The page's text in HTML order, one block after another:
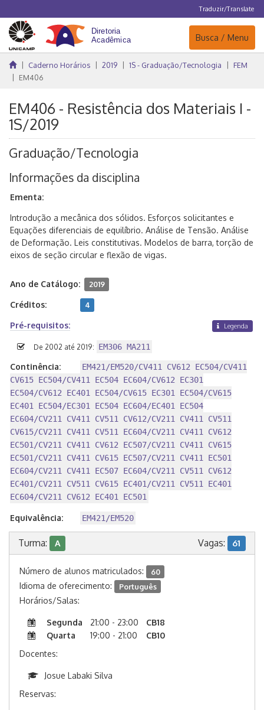
Traduzir/Translate
Navegação
Busca / Menu
Caderno Horários 2019 1S - Graduação/Tecnologia
FEM
EM406
EM406 - Resistência dos Materiais I -
1S/2019
Graduação/Tecnologia
Informações da disciplina
Ementa:
Introdução a mecânica dos sólidos. Esforços solicitantes e
Equações diferenciais de equilíbrio. Análise de Tensão. Análise
de Deformação. Leis constitutivas. Modelos de barra, torção de
eixos de seção circular e flexão de vigas.
Ano de Catálogo: 2019
Créditos: 4
Pré-requisitos: Legenda
De 2002 até 2019: EM306 MA211
Continência:
EM421/EM520/CV411 CV612 EC504/CV411
CV615 EC504/CV411 EC504 EC604/CV612 EC301
EC504/CV612 EC401 EC504/CV615 EC301 EC504/CV615
EC401 EC504/EC301 EC504 EC604/EC401 EC504
EC604/CV211 CV411 CV511 CV612/CV211 CV411 CV511
CV615/CV211 CV411 CV511 EC604/CV211 CV411 CV612
EC501/CV211 CV411 CV612 EC507/CV211 CV411 CV615
EC501/CV211 CV411 CV615 EC507/CV211 CV411 EC501
EC604/CV211 CV411 EC507 EC604/CV211 CV511 CV612
EC401/CV211 CV511 CV615 EC401/CV211 CV511 EC401
EC604/CV211 CV612 EC401 EC501
Equivalência: EM421/EM520
Turma: A Vagas: 61
Número de alunos matriculados: 60
Idioma de oferecimento: Português
Horários/Salas:
Segunda 21:00 - 23:00
CB18
Quarta
19:00 - 21:00
CB10
Docentes:
Josue Labaki Silva
Reservas: